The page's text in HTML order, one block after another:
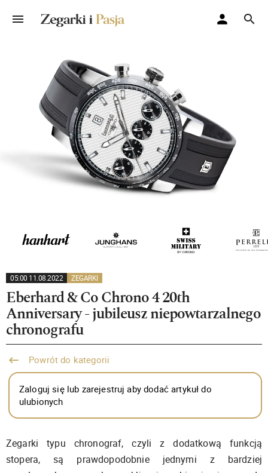
05:00 11.08.2022 ZEGARKI
Eberhard & Co Chrono 4 20th
Anniversary - jubileusz niepowtarzalnego
chronografu
Powrót do kategorii
Zaloguj się lub zarejestruj aby dodać artykuł do
ulubionych
Zegarki typu chronograf, czyli z dodatkową funkcją
stopera, są prawdopodobnie jednymi z bardziej